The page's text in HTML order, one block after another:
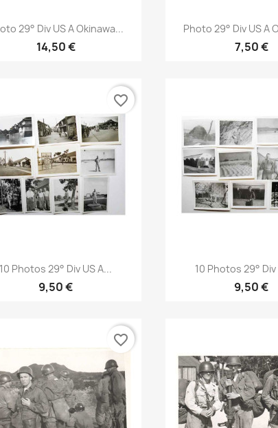
Aperçu rapide
29° Div US A Okinawa...
14,50 €
Aperçu
Photo 29° Div US A
7,50 €
Aperçu rapide
10 Photos 29° Div US A...
9,50 €
favorite_border
Aperçu
10 Photos 29° Div
9,50 €
favorite_border